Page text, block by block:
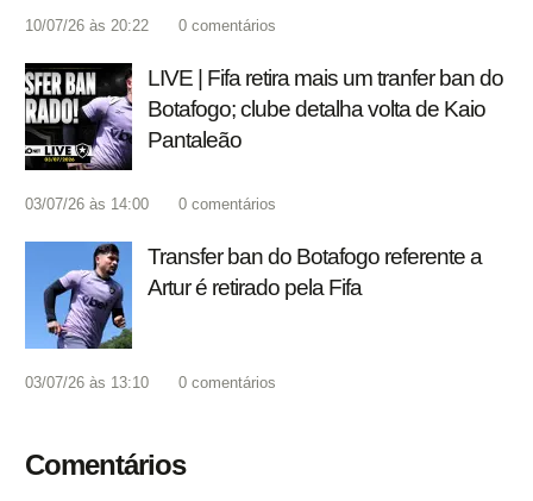
10/07/26 às 20:22 0 comentários
LIVE | Fifa retira mais um tranfer ban do
Botafogo; clube detalha volta de Kaio
Pantaleão
03/07/26 às 14:00 0 comentários
Transfer ban do Botafogo referente a
Artur é retirado pela Fifa
03/07/26 às 13:10 0 comentários
Comentários